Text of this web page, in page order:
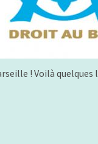
! Voilà quelques